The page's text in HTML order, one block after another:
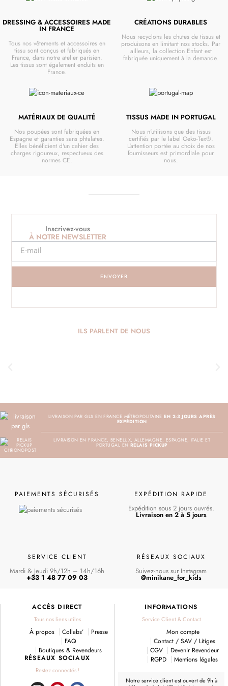
DRESSING & ACCESSOIRES MADE
IN FRANCE
Tous nos vêtements et accessoires en
tissu sont conçus et fabriqués en
France, dans notre atelier parisien.
Les tissus sont également enduits en
France.
CRÉATIONS DURABLES
Nous recyclons les chutes de tissus et
produisons en limitant nos stocks. Par
ailleurs, la collection Enfant est
fabriquée uniquement à la demande.
MATÉRIAUX DE QUALITÉ
Nos poupées sont fabriquées en
Espagne et garanties sans phtalates.
Elles bénéficient d'un cahier des
charges rigoureux, respectueux des
normes CE.
TISSUS MADE IN PORTUGAL
Nous n'utilisons que des tissus
certifiés par le label Oeko-Tex®.
L'attention portée au choix de nos
fournisseurs est primordiale pour
nous.
Inscrivez-vous
À NOTRE NEWSLETTER
ENVOYER
ILS PARLENT DE NOUS
LIVRAISON PAR GLS EN FRANCE MÉTROPOLITAINEEN 2-3 JOURS APRÈS
EXPÉDITION
LIVRAISON EN FRANCE, BENELUX, ALLEMAGNE, ESPAGNE, ITALIE ET
PORTUGAL EN RELAIS PICKUP
PAIEMENTS SÉCURISÉS EXPÉDITION RAPIDE
Expédition sous 2 jours ouvrés.
Livraison en 2 à 5 jours
SERVICE CLIENT
Mardi & Jeudi 9h/12h – 14h/16h
+33 1 48 77 09 03
RÉSEAUX SOCIAUX
Suivez-nous sur Instagram
@minikane_for_kids
ACCÈS DIRECT
Tous nos liens utiles
À propos Collabs’
Presse
FAQ
Boutiques & Revendeurs
RÉSEAUX SOCIAUX
Restez connectés !
INFORMATIONS
Service Client & Contact
Mon compte
Contact / SAV / Litiges
CGV
Devenir Revendeur
RGPD
Mentions légales
Notre service client est ouvert de 9h à